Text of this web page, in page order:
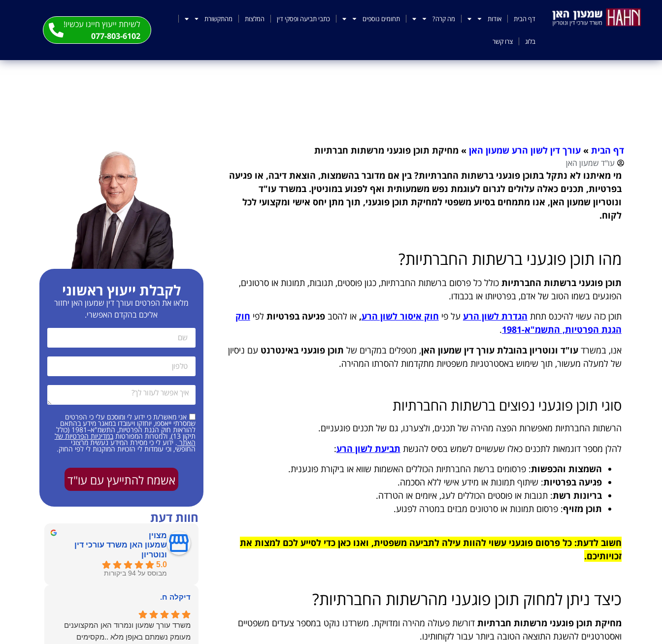
דף הבית אודות מה קרה? תחומים נוספים כתבי תביעה ופסקי דין המלצות מהתקשורת
בלוג צרו קשר
לשיחת ייעוץ חייגו עכשיו!
077-803-6102
דף הבית »עורך דין לשון הרע שמעון האן » מחיקת תוכן פוגעני מרשתות חברתיות
עו"ד שמעון האן
מי מאיתנו לא נתקל בתוכן פוגעני ברשתות החברתיות? בין אם מדובר בהשמצות, הוצאת דיבה, או פגיעה
בפרטיות, תכנים כאלה עלולים לגרום לעוגמת נפש משמעותית ואף לפגוע במוניטין. במשרד עו"ד
ונוטריון שמעון האן, אנו מתמחים בסיוע משפטי למחיקת תוכן פוגעני, תוך מתן יחס אישי ומקצועי לכל
לקוח.
מהו תוכן פוגעני ברשתות החברתיות?
תוכן פוגעני ברשתות החברתיות כולל כל פרסום ברשתות החברתיות, כגון פוסטים, תגובות, תמונות או סרטונים,
הפוגעים בשמו הטוב של אדם, בפרטיותו או בכבודו.
תוכן כזה עשוי להיכנס תחת הגדרת לשון הרע על פי חוק איסור לשון הרע,או להסבפגיעה בפרטיות לפי חוק
הגנת הפרטיות, התשמ"א-1981
.
אנו, במשרד עו"ד ונוטריון בהובלת עורך דין שמעון האן, מטפלים במקרים של תוכן פוגעני באינטרנט עם ניסיון
של למעלה מעשור, תוך שימוש באסטרטגיות משפטיות מתקדמות להסרתו המהירה.
סוגי תוכן פוגעני נפוצים ברשתות החברתיות
הרשתות החברתיות מאפשרות הפצה מהירה של תכנים, ולצערנו, גם של תכנים פוגעניים.
להלן מספר דוגמאות לתכנים כאלו שעשויים לשמש בסיס להגשת תביעת לשון הרע:
השמצות והכפשות: פרסומים ברשת החברתיות הכוללים האשמות שווא או ביקורת פוגענית.
פגיעה בפרטיות: שיתוף תמונות או מידע אישי ללא הסכמה.
בריונות רשת: תגובות או פוסטים הכוללים לעג, איומים או הטרדה.
תוכן מזויף: פרסום תמונות או סרטונים מבזים במטרה לפגוע.
חשוב לדעת: כל פרסום פוגעני עשוי להוות עילה לתביעה משפטית, ואנו כאן כדי לסייע לכם למצות את
זכויותיכם.
כיצד ניתן למחוק תוכן פוגעני מהרשתות החברתיות?
מחיקת תוכן פוגעני מרשתות חברתיות דורשת פעולה מהירה ומדויקת. משרדנו נוקט במספר צעדים משפטיים
ואסטרטגיים להשגת התוצאה הטובה ביותר עבור לקוחותינו.
לקבלת ייעוץ ראשוני
מלאו את הפרטים ועורך דין שמעון האן יחזור
אליכם בהקדם האפשרי.
אני מאשר/ת כי ידוע לי ומוסכם עלי כי הפרטים
שמסרתי ייאספו, יוחזקו ויעובדו במאגר מידע בהתאם
להוראות חוק הגנת הפרטיות, התשמ"א–1981 (כולל
תיקון 13), ולמטרות המפורטות במדיניות הפרטיות של
האתר . ידוע לי כי מסירת המידע נעשית מרצוני
החופשי, וכי עומדות לי הזכויות המוקנות לי לפי החוק.
אשמח להתייעץ עם עו"ד
חוות דעת
מצוין
שמעון האן משרד עורכי דין
ונוטריון
5.0
מבוסס על 94 ביקורות
דיקלה ח.
משרד עורך שמעון ונמרוד האן המקצוענים
מעומק נשמתם באןפן מלא ..מקסימים